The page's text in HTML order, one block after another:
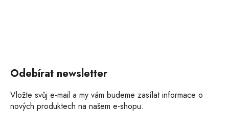
Odebírat newsletter
Vložte svůj e-mail a my vám budeme zasílat informace o
nových produktech na našem e-shopu.